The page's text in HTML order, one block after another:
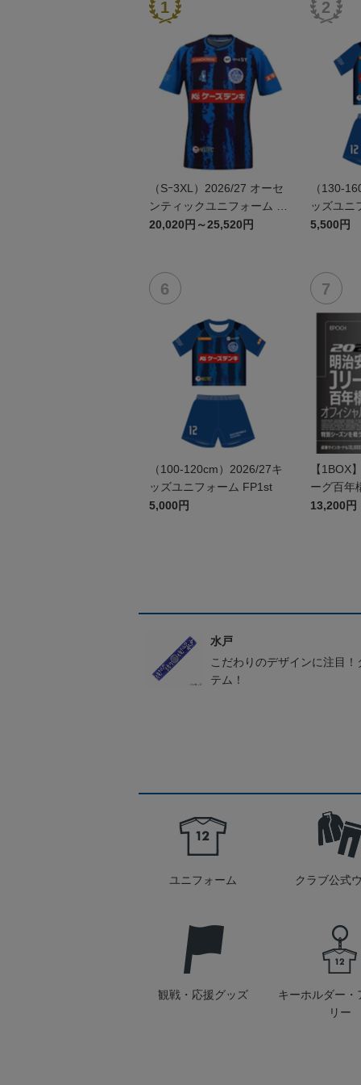
（Sｰ3XL）2026/27 オーセ
ンティックユニフォーム F
P 1st
20,020円～25,520円
（130-
ッズユニ
5,500円
（100-120cm）2026/27キ
ッズユニフォーム FP1st
5,000円
【1BOX
ーグ百年
シャルト
13,200円
水戸
こだわりのデザインに注目
テム！
ユニフォーム クラブ公式
観戦・応援グッズ
キーホルダー・
リー